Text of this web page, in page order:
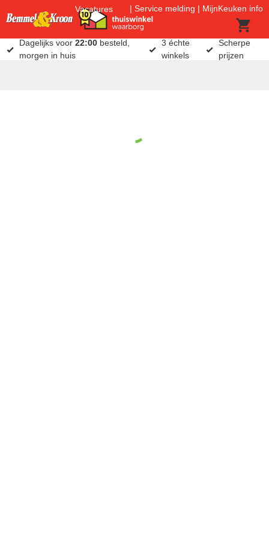
Vacatures Service melding MijnKeuken info
Dagelijks voor22:00 besteld,
morgen in huis
3 échte
winkels
Scherpe
prijzen